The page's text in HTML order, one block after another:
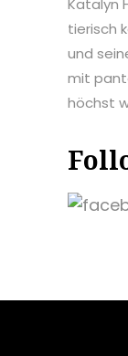
Katalyn
tierisch
und
mit
höchst